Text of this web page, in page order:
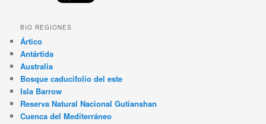
BIO REGIONES
Ártico
Antártida
Australia
Bosque caducifolio del este
Isla Barrow
Reserva Natural Nacional Gutianshan
Cuenca del Mediterráneo